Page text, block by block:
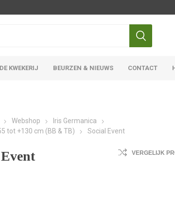
DE KWEKERIJ BEURZEN & NIEUWS CONTACT
Webshop
Iris Germanica
tot +130 cm (BB & TB)
Social Event
VERGELIJK